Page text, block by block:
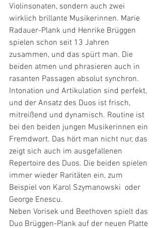
Violinsonaten, sondern auch zwei
wirklich brillante Musikerinnen. Marie
Radauer-Plank und Henrike Brüggen
spielen schon seit 13 Jahren
zusammen, und das spürt man. Die
beiden atmen und phrasieren auch in
rasanten Passagen absolut synchron.
Intonation und Artikulation sind perfekt,
und der Ansatz des Duos ist frisch,
mitreißend und dynamisch. Routine ist
bei den beiden jungen Musikerinnen ein
Fremdwort. Das hört man nicht nur, das
zeigt sich auch im ausgefallenen
Repertoire des Duos. Die beiden spielen
immer wieder Raritäten ein, zum
Beispiel von Karol Szymanowski  oder
George Enescu.
Neben Vorisek und Beethoven spielt das
Duo Brüggen-Plank auf der neuen Platte